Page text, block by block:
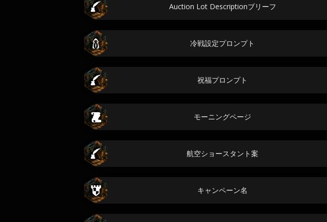
Auction Lot Descriptionブリーフ
冷戦設定プロンプト
祝福プロンプト
モーニングページ
航空ショースタント案
キャンペーン名